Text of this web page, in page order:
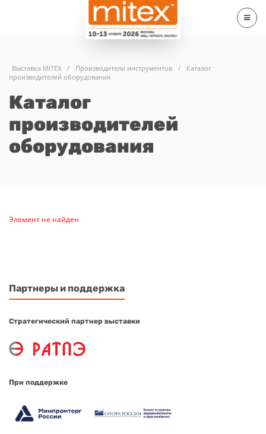
Выставка MITEX / Производители инструментов /
Каталог
производителей оборудования
Каталог
производителей
оборудования
Элемент не найден
Партнеры и поддержка
Стратегический партнер выставки
При поддержке